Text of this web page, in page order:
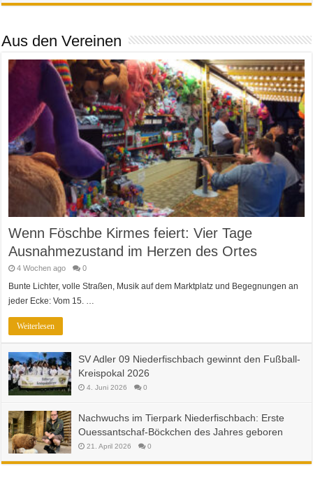
Aus den Vereinen
Wenn Föschbe Kirmes feiert: Vier Tage
Ausnahmezustand im Herzen des Ortes
4 Wochen ago 0
Bunte Lichter, volle Straßen, Musik auf dem Marktplatz und Begegnungen an
jeder Ecke: Vom 15. …
Weiterlesen
SV Adler 09 Niederfischbach gewinnt den Fußball-
Kreispokal 2026
4. Juni 2026 0
Nachwuchs im Tierpark Niederfischbach: Erste
Ouessantschaf-Böckchen des Jahres geboren
21. April 2026 0